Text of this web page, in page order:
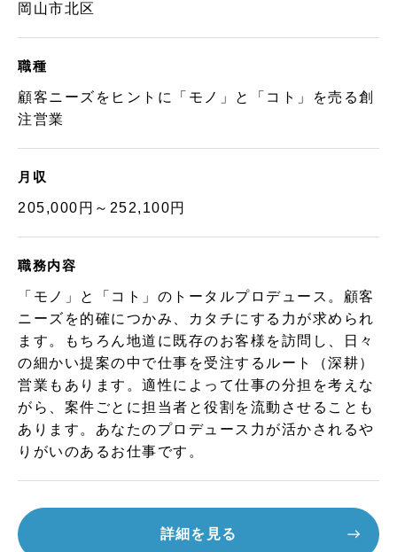
岡山市北区
職種
顧客ニーズをヒントに「モノ」と「コト」を売る創
注営業
月収
205,000円～252,100円
職務内容
「モノ」と「コト」のトータルプロデュース。顧客
ニーズを的確につかみ、カタチにする力が求められ
ます。もちろん地道に既存のお客様を訪問し、日々
の細かい提案の中で仕事を受注するルート（深耕）
営業もあります。適性によって仕事の分担を考えな
がら、案件ごとに担当者と役割を流動させることも
あります。あなたのプロデュース力が活かされるや
りがいのあるお仕事です。
詳細を見る